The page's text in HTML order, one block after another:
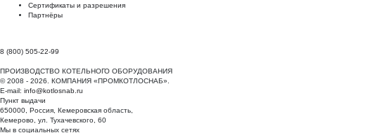
Сертификаты и разрешения
Партнёры
8 (800) 505-22-99
ПРОИЗВОДСТВО КОТЕЛЬНОГО ОБОРУДОВАНИЯ
© 2008 - 2026. КОМПАНИЯ «ПРОМКОТЛОСНАБ».
E-mail: info@kotlosnab.ru
Пункт выдачи
650000 Россия Кемеровская область
Кемерово ул. Тухачевского, 60
Мы в социальных сетях